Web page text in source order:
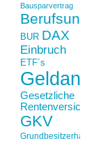
Bausparvertrag
BUR DAX
Einbruch
ETF´s
Gesetzliche
GKV